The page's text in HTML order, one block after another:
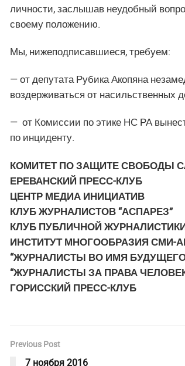
личности, заслышав неудобный
своему положению.
Мы, нижеподписавшиеся, требуем:
— от депутата Рубика Акопяна
воздерживаться от насильственных
— от Комиссии по этике НС РА
по инциденту.
КОМИТЕТ ПО ЗАЩИТЕ СВОБОДЫ
ЕРЕВАНСКИЙ ПРЕСС-КЛУБ
ЦЕНТР МЕДИА ИНИЦИАТИВ
КЛУБ ЖУРНАЛИСТОВ “АСПАРЕЗ”
КЛУБ ПУБЛИЧНОЙ
ИНСТИТУТ МНОГООБРАЗИЯ СМИ-
“ЖУРНАЛИСТЫ ВО ИМЯ
“ЖУРНАЛИСТЫ ЗА ПРАВА
ГОРИССКИЙ ПРЕСС-КЛУБ
Previous Post
7 ноября 2016